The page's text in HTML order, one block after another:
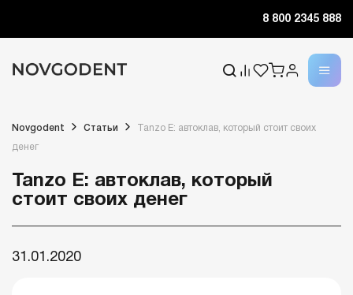
8 800 2345 888
Novgodent Статьи Tanzo E: автоклав, который стоит своих
денег
Tanzo E: автоклав, который
стоит своих денег
31.01.2020